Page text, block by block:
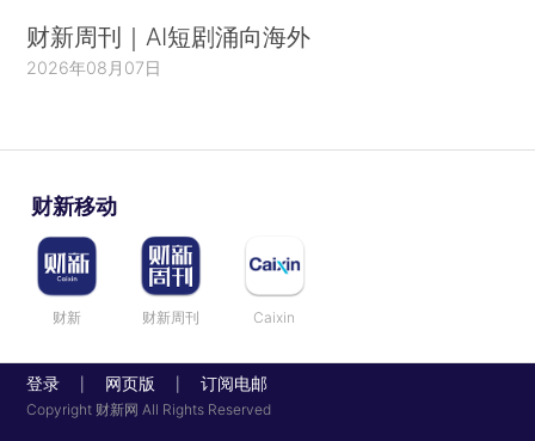
财新周刊｜AI短剧涌向海外
2026年08月07日
财新移动
财新 财新周刊 Caixin
登录 网页版 订阅电邮
Copyright 财新网 All Rights Reserved